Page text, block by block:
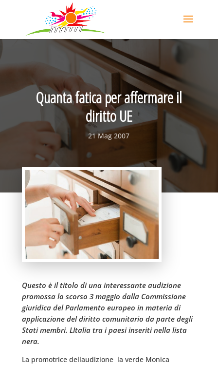
Quanta fatica per affermare il
diritto UE
21 Mag 2007
Questo è il titolo di una interessante audizione
promossa lo scorso 3 maggio dalla Commissione
giuridica del Parlamento europeo in materia di
applicazione del diritto comunitario da parte degli
Stati membri. LItalia tra i paesi inseriti nella lista
nera.
La promotrice dellaudizione  la verde Monica